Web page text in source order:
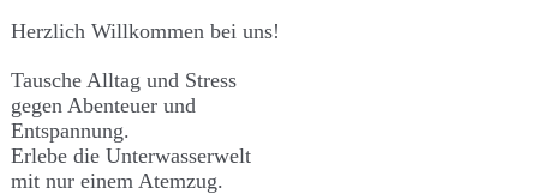
Herzlich Willkommen bei uns!
Tausche Alltag und Stress
gegen Abenteuer und
Entspannung.
Erlebe die Unterwasserwelt
mit nur einem Atemzug.